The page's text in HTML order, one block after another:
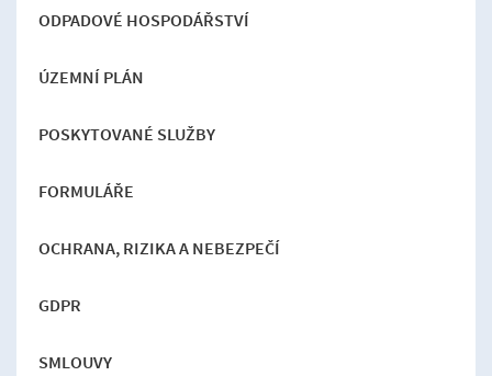
ODPADOVÉ HOSPODÁŘSTVÍ
ÚZEMNÍ PLÁN
POSKYTOVANÉ SLUŽBY
FORMULÁŘE
OCHRANA, RIZIKA A NEBEZPEČÍ
GDPR
SMLOUVY